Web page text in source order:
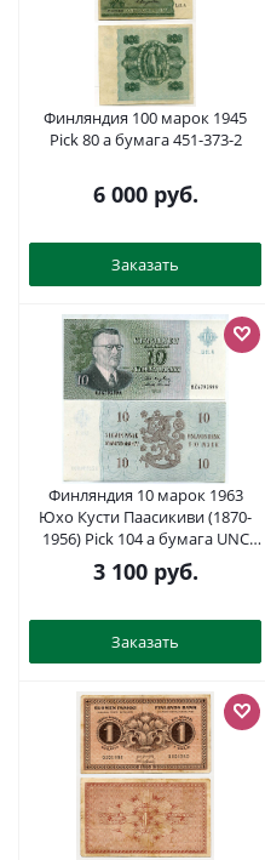
Финляндия 100 марок 1945
Pick 80 a бумага 451-373-2
6 000руб.
Заказать
Финляндия 10 марок 1963
Юхо Кусти Паасикиви (1870-
1956) Pick 104 а бумага UNC
(пресс) 451-84-1
3 100руб.
Заказать